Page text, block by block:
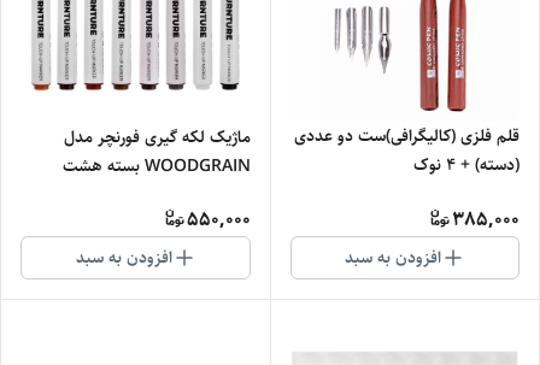
قلم فلزی (کالیگرافی)ست دو عددی
(دسته) + 4 نوک
385,000
افزودن به سبد
ماژیک لکه گیری فورنچر مدل
WOODGRAIN بسته هشت
550,000
افزودن به سبد